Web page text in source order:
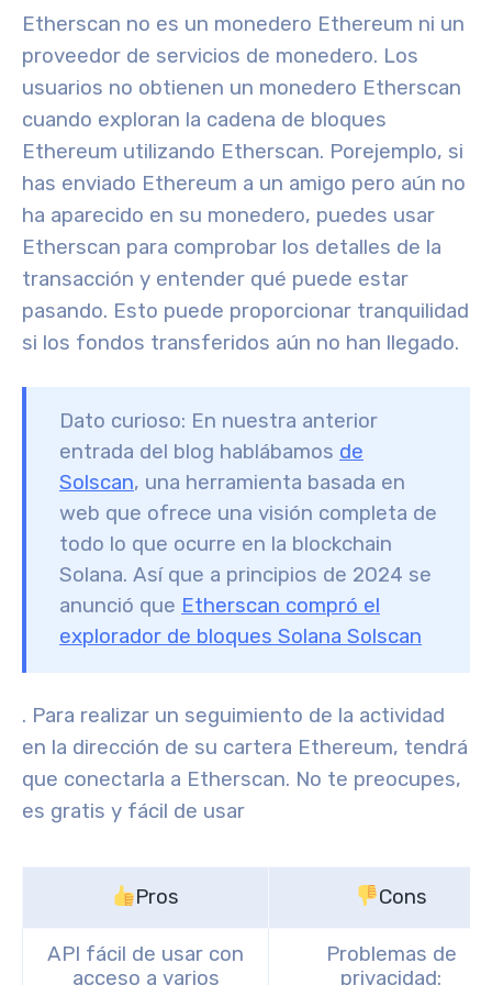
Etherscan no es un monedero Ethereum ni un
proveedor de servicios de monedero. Los
usuarios no obtienen un monedero Etherscan
cuando exploran la cadena de bloques
Ethereum utilizando Etherscan. Porejemplo, si
has enviado Ethereum a un amigo pero aún no
ha aparecido en su monedero, puedes usar
Etherscan para comprobar los detalles de la
transacción y entender qué puede estar
pasando. Esto puede proporcionar tranquilidad
si los fondos transferidos aún no han llegado.
Dato curioso: En nuestra anterior
entrada del blog hablábamos de
Solscan, una herramienta basada en
web que ofrece una visión completa de
todo lo que ocurre en la blockchain
Solana. Así que a principios de 2024 se
anunció que Etherscan compró el
explorador de bloques Solana Solscan
. Para realizar un seguimiento de la actividad
en la dirección de su cartera Ethereum, tendrá
que conectarla a Etherscan. No te preocupes,
es gratis y fácil de usar
Pros Cons
API fácil de usar con
acceso a varios
Problemas de
privacidad: